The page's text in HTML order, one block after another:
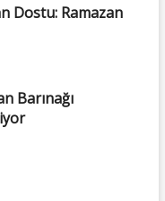
Dostu: Ramazan
Barınağı